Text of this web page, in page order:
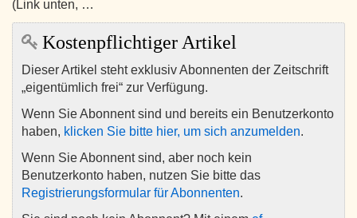
(Link unten, …
Kostenpflichtiger Artikel
Dieser Artikel steht exklusiv Abonnenten der Zeitschrift
„eigentümlich frei“ zur Verfügung.
Wenn Sie Abonnent sind und bereits ein Benutzerkonto
haben, klicken Sie bitte hier, um sich anzumelden.
Wenn Sie Abonnent sind, aber noch kein
Benutzerkonto haben, nutzen Sie bitte das
Registrierungsformular für Abonnenten.